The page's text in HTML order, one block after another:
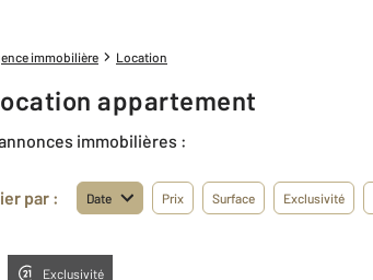
immobilière Location
Location appartement
immobilières :
par : Date Prix Surface Exclusivité
Exclusivité